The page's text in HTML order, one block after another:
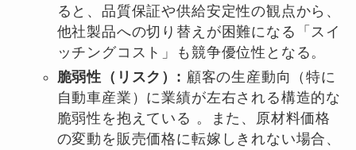
ると、品質保証や供給安定性の観点から、
他社製品への切り替えが困難になる「スイ
ッチングコスト」も競争優位性となる。
脆弱性（リスク）: 顧客の生産動向（特に
自動車産業）に業績が左右される構造的な
脆弱性を抱えている 。また、原材料価格
の変動を販売価格に転嫁しきれない場合、